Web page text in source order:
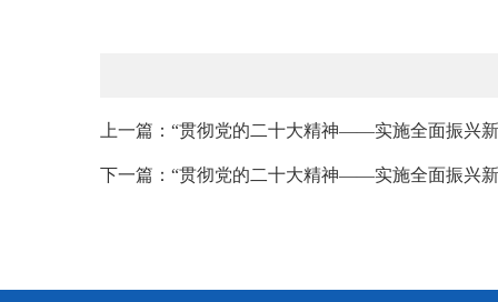
上一篇：“贯彻党的二十大精神——实施全面振兴
下一篇：“贯彻党的二十大精神——实施全面振兴